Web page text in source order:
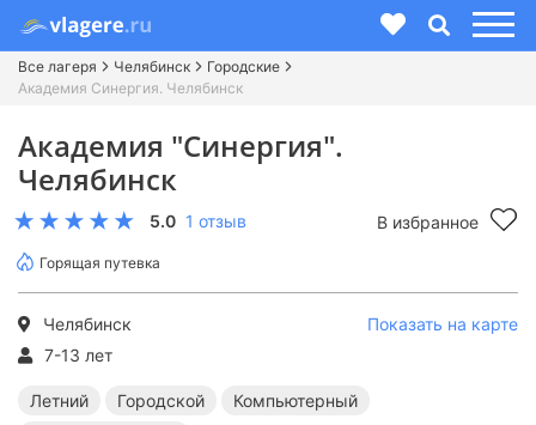
Все лагеря Челябинск
Городские
Академия Синергия. Челябинск
Академия "Синергия".
Челябинск
5.0 1 отзыв В избранное
Горящая путевка
Челябинск
Показать на карте
7-13 лет
Летний Городской
Компьютерный